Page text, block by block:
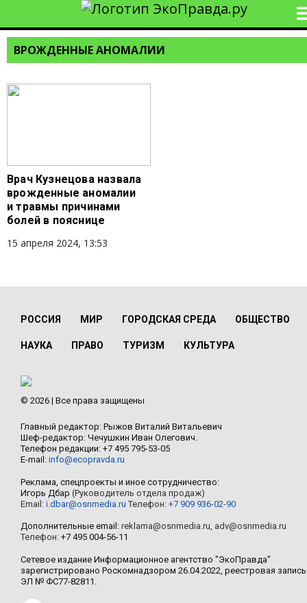
ВРОЖДЕННЫЕ АНОМАЛИИ
Врач Кузнецова назвала
врожденные аномалии
и травмы причинами
болей в пояснице
15 апреля 2024, 13:53
РОССИЯ МИР ГОРОДСКАЯ СРЕДА ОБЩЕСТВО
НАУКА ПРАВО ТУРИЗМ КУЛЬТУРА
© 2026 | Все права защищены
Главный редактор: Рыжов Виталий Витальевич
Шеф-редактор: Чечушкин Иван Олегович.
Телефон редакции: +7 495 795-53-05
E-mail: info@ecopravda.ru
Реклама, спецпроекты и иное сотрудничество:
Игорь Дбар (Руководитель отдела продаж)
Email: i.dbar@osnmedia.ru Телефон: +7 909 936-02-90
Дополнительные email: reklama@osnmedia.ru, adv@osnmedia.ru
Телефон: +7 495 004-56-11
Сетевое издание Информационное агентство "ЭкоПравда"
зарегистрировано Роскомнадзором 26.04.2022, реестровая запись
ЭЛ № ФС77-82811.